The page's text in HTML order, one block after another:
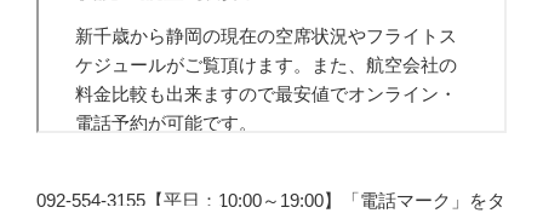
092-554-3155【平日：10:00～19:00】「電話マーク」をタ